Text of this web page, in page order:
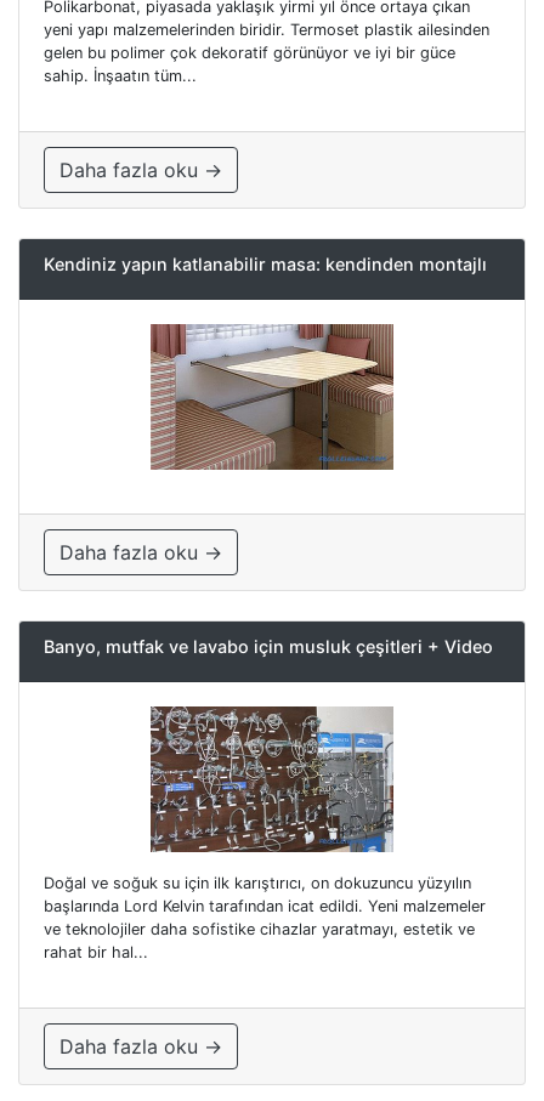
Polikarbonat, piyasada yaklaşık yirmi yıl önce ortaya çıkan
yeni yapı malzemelerinden biridir. Termoset plastik ailesinden
gelen bu polimer çok dekoratif görünüyor ve iyi bir güce
sahip. İnşaatın tüm...
Daha fazla oku →
Kendiniz yapın katlanabilir masa: kendinden montajlı
Daha fazla oku →
Banyo, mutfak ve lavabo için musluk çeşitleri + Video
Doğal ve soğuk su için ilk karıştırıcı, on dokuzuncu yüzyılın
başlarında Lord Kelvin tarafından icat edildi. Yeni malzemeler
ve teknolojiler daha sofistike cihazlar yaratmayı, estetik ve
rahat bir hal...
Daha fazla oku →